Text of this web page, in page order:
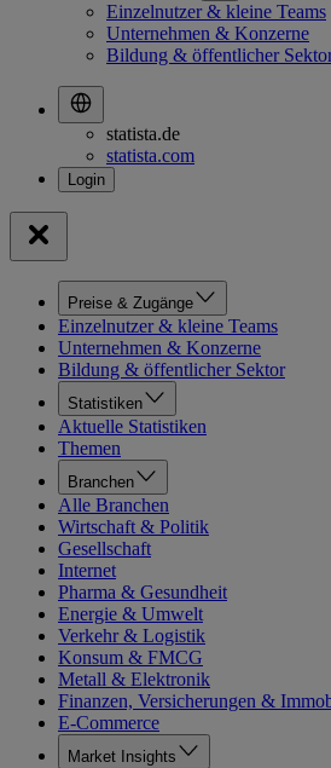
Einzelnutzer & kleine Teams
Unternehmen & Konzerne
Bildung & öffentlicher
statista.de
statista.com
Preise & Zugänge
Einzelnutzer & kleine Teams
Unternehmen & Konzerne
Bildung & öffentlicher Sektor
Statistiken
Aktuelle Statistiken
Themen
Branchen
Alle Branchen
Wirtschaft & Politik
Gesellschaft
Internet
Pharma & Gesundheit
Energie & Umwelt
Verkehr & Logistik
Konsum & FMCG
Metall & Elektronik
Finanzen, Versicherungen &
E-Commerce
Market Insights